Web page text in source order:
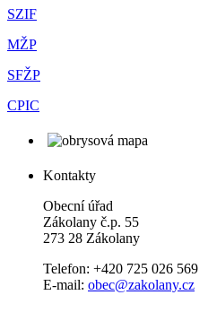
SZIF
MŽP
SFŽP
CPIC
Kontakty
Obecní úřad
Zákolany č.p. 55
273 28 Zákolany
Telefon: +420 725 026 569
E-mail: obec@zakolany.cz